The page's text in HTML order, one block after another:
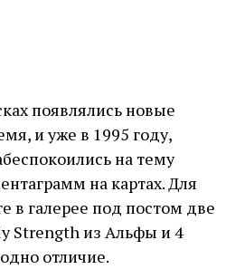
появлялись новые
и уже в 1995 году,
на тему
на картах. Для
в галерее под постом две
Strength из Альфы и 4
отличие.